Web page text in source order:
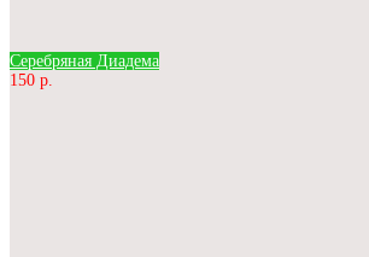
Серебряная Диадема
150 р.